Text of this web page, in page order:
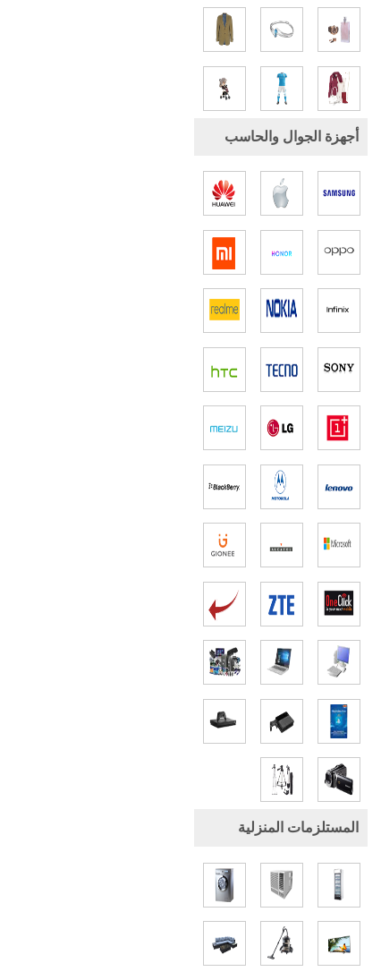
أجهزة الجوال والحاسب
المستلزمات المنزلية